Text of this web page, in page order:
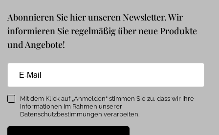
Abonnieren Sie hier unseren Newsletter. Wir
informieren Sie regelmäßig über neue Produkte
und Angebote!
Mit dem Klick auf „Anmelden“ stimmen Sie zu, dass wir Ihre
Informationen im Rahmen unserer
Datenschutzbestimmungen verarbeiten.